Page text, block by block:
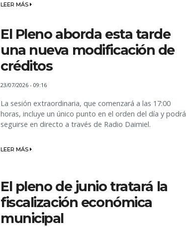
LEER MÁS
El Pleno aborda esta tarde
una nueva modificación de
créditos
23/07/2026 - 09:16
La sesión extraordinaria, que comenzará a las 17:00
horas, incluye un único punto en el orden del día y podrá
seguirse en directo a través de Radio Daimiel.
LEER MÁS
El pleno de junio tratará la
fiscalización económica
municipal